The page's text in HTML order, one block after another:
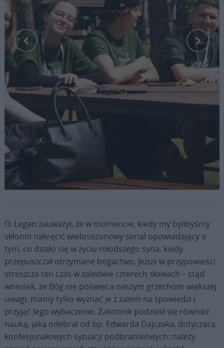
O. Legan zauważył, że w momencie, kiedy my bylibyśmy
skłonni nakręcić wielosezonowy serial opowiadający o
tym, co działo się w życiu młodszego syna, kiedy
przepuszczał otrzymane bogactwo, Jezus w przypowieści
streszcza ten czas w zaledwie czterech słowach – stąd
wniosek, że Bóg nie poświęca naszym grzechom większej
uwagi, mamy tylko wyznać je z żalem na spowiedzi i
przyjąć Jego wybaczenie. Zakonnik podzielił się również
nauką, jaką odebrał od bp. Edwarda Dajczaka, dotyczącą
konfesjonałowych sytuacji podbramkowych: należy